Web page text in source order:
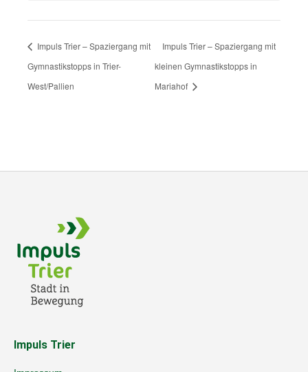
Impuls Trier – Spaziergang mit
Gymnastikstopps in Trier-
West/Pallien
Impuls Trier – Spaziergang mit
kleinen Gymnastikstopps in
Mariahof
Impuls Trier